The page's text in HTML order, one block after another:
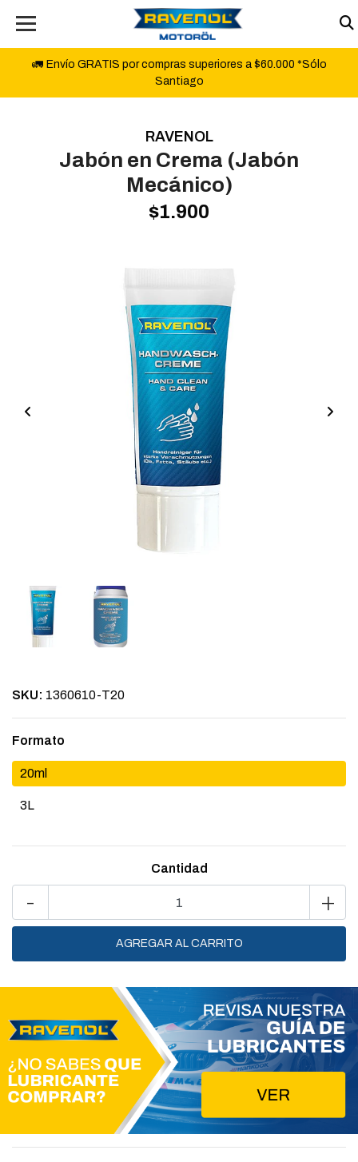
🚛 Envío GRATIS por compras superiores a $60.000 *Sólo
Santiago
RAVENOL
Jabón en Crema (Jabón
Mecánico)
$1.900
SKU: 1360610-T20
Formato
20ml
3L
Cantidad
- +